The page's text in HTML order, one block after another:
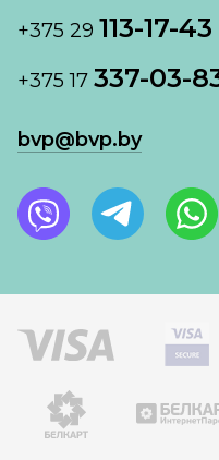
+375 29 113-17-43
+375 17 337-03-
bvp@bvp.by